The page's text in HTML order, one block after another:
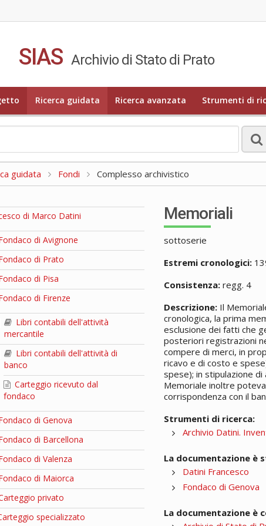
SIAS Archivio di Stato di Prato
Ricerca guidata Ricerca avanzata Strumenti di
guidata Fondi Complesso archivistico
di Marco Datini
di Avignone
di Prato
di Pisa
di Firenze
Libri contabili dell'attività
mercantile
Libri contabili dell'attività di
banco
Carteggio ricevuto dal
fondaco
di Genova
di Barcellona
di Valenza
di Maiorca
privato
specializzato
Memoriali
sottoserie
Estremi cronologici:
Consistenza: regg. 4
Descrizione: Il
cronologica, la prima
esclusione dei fatti che
posteriori registrazioni
compere di merci, in
ricavo e di costo e
spese); in stipulazione
Memoriale inoltre
corrispondenza con il
Strumenti di ricerca:
Archivio Datini.
La documentazione
Datini Francesco
Fondaco di Genova
La documentazione è